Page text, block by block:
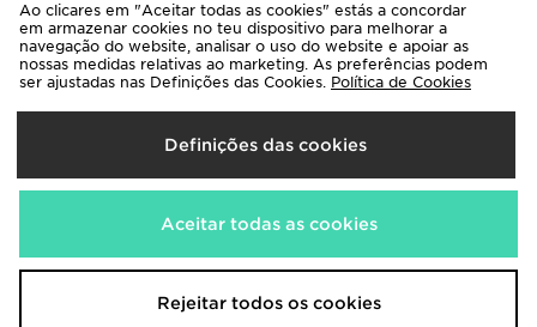
Seleciona O País
Portugal
Aceitamos os seguintes métodos de pagamento
Visita a nossa página corporativa emwww.jdplc.com
Ao clicares em "Aceitar todas as cookies" estás a concordar
em armazenar cookies no teu dispositivo para melhorar a
navegação do website, analisar o uso do website e apoiar as
nossas medidas relativas ao marketing. As preferências podem
ser ajustadas nas Definições das Cookies. Política de Cookies
Definições das cookies
Aceitar todas as cookies
Rejeitar todos os cookies